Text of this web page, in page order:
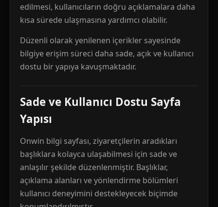
edilmesi, kullanıcıların doğru açıklamalara daha
kısa sürede ulaşmasına yardımcı olabilir.
Düzenli olarak yenilenen içerikler sayesinde
bilgiye erişim süreci daha sade, açık ve kullanıcı
dostu bir yapıya kavuşmaktadır.
Sade ve Kullanıcı Dostu Sayfa
Yapısı
Onwin bilgi sayfası, ziyaretçilerin aradıkları
başlıklara kolayca ulaşabilmesi için sade ve
anlaşılır şekilde düzenlenmiştir. Başlıklar,
açıklama alanları ve yönlendirme bölümleri
kullanıcı deneyimini destekleyecek biçimde